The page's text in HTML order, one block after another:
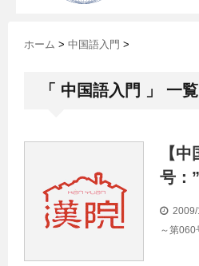
ホーム > 中国語入門 >
「 中国語入門 」 一覧
【
号：
2009/
～第060